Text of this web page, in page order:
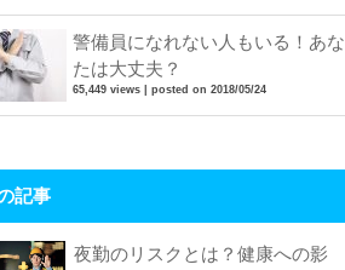
警備員になれない人もいる！あな
たは大丈夫？
65,449 views posted on 2018/05/24
記事
夜勤のリスクとは？健康への影